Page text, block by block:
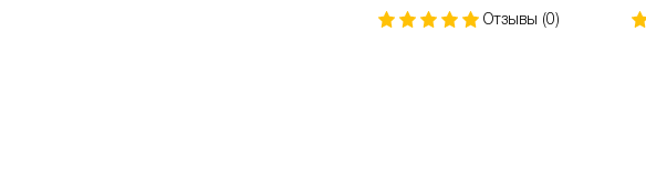
Отзывы (0)